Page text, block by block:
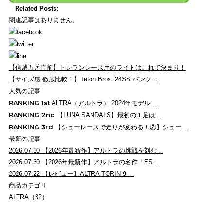
Related Posts:
関連記事はありません。
【信越五岳直前】トレランレース用のライトはこれで決まり！
【サイズ感 徹底比較！】Teton Bros. 24SS パンツ…
人気の記事
RANKING 1st ALTRA（アルトラ） 2024年モデル…
RANKING 2nd 【LUNA SANDALS】最初の１足は…
RANKING 3rd
【シューレースで走りが変わる！②】シュー…
最新の記事
2026.07.30
【2026年最新作】アルトラの挑戦を刻む…
2026.07.30
【2026年最新作】アルトラの名作「ES…
2026.07.22
【レビュー】ALTRA TORIN 9 …
商品カテゴリ
ALTRA（32）